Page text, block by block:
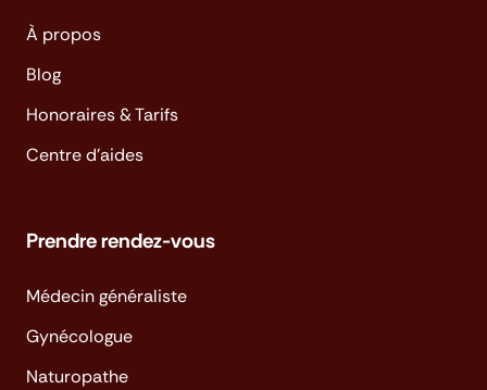
À propos
Blog
Honoraires & Tarifs
Centre d'aides
Prendre rendez-vous
Médecin généraliste
Gynécologue
Naturopathe